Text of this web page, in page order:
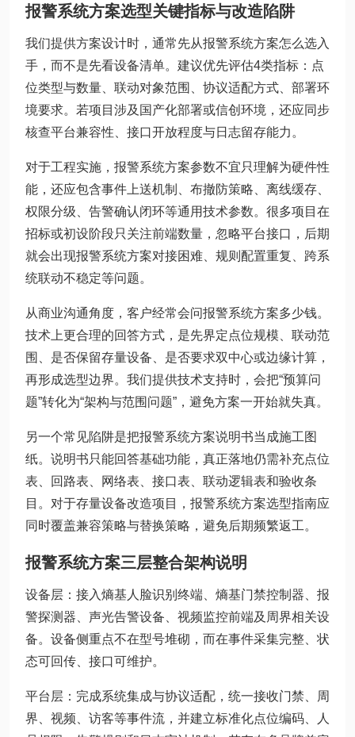
报警系统方案选型关键指标与改造陷阱
我们提供方案设计时，通常先从报警系统方案怎么选入
手，而不是先看设备清单。建议优先评估4类指标：点
位类型与数量、联动对象范围、协议适配方式、部署环
境要求。若项目涉及国产化部署或信创环境，还应同步
核查平台兼容性、接口开放程度与日志留存能力。
对于工程实施，报警系统方案参数不宜只理解为硬件性
能，还应包含事件上送机制、布撤防策略、离线缓存、
权限分级、告警确认闭环等通用技术参数。很多项目在
招标或初设阶段只关注前端数量，忽略平台接口，后期
就会出现报警系统方案对接困难、规则配置重复、跨系
统联动不稳定等问题。
从商业沟通角度，客户经常会问报警系统方案多少钱。
技术上更合理的回答方式，是先界定点位规模、联动范
围、是否保留存量设备、是否要求双中心或边缘计算，
再形成选型边界。我们提供技术支持时，会把“预算问
题”转化为“架构与范围问题”，避免方案一开始就失真。
另一个常见陷阱是把报警系统方案说明书当成施工图
纸。说明书只能回答基础功能，真正落地仍需补充点位
表、回路表、网络表、接口表、联动逻辑表和验收条
目。对于存量设备改造项目，报警系统方案选型指南应
同时覆盖兼容策略与替换策略，避免后期频繁返工。
报警系统方案三层整合架构说明
设备层：接入熵基人脸识别终端、熵基门禁控制器、报
警探测器、声光告警设备、视频监控前端及周界相关设
备。设备侧重点不在型号堆砌，而在事件采集完整、状
态可回传、接口可维护。
平台层：完成系统集成与协议适配，统一接收门禁、周
界、视频、访客等事件流，并建立标准化点位编码、人